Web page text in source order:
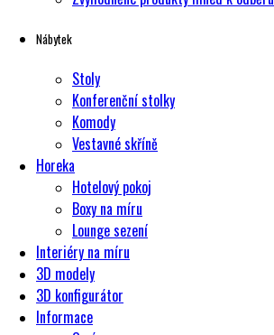
Nábytek
Stoly
Konferenční stolky
Komody
Vestavné skříně
Horeka
Hotelový pokoj
Boxy na míru
Lounge sezení
Interiéry na míru
3D modely
3D konfigurátor
Informace